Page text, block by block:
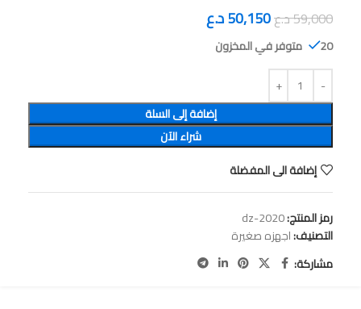
59,000د.ع50,150د.ع
20 متوفر في المخزون
إضافة إلى السلة
شراء الآن
إضافة الى المفضلة
رمز المنتج:dz-2020
التصنيف:اجهزه صغيرة
مشاركة: